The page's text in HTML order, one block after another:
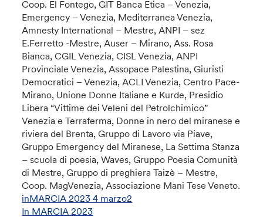
Coop. El Fontego, GIT Banca Etica – Venezia,
Emergency – Venezia, Mediterranea Venezia,
Amnesty International – Mestre, ANPI – sez
E.Ferretto -Mestre, Auser – Mirano, Ass. Rosa
Bianca, CGIL Venezia, CISL Venezia, ANPI
Provinciale Venezia, Assopace Palestina, Giuristi
Democratici – Venezia, ACLI Venezia, Centro Pace-
Mirano, Unione Donne Italiane e Kurde, Presidio
Libera “Vittime dei Veleni del Petrolchimico”
Venezia e Terraferma, Donne in nero del miranese e
riviera del Brenta, Gruppo di Lavoro via Piave,
Gruppo Emergency del Miranese, La Settima Stanza
– scuola di poesia, Waves, Gruppo Poesia Comunità
di Mestre, Gruppo di preghiera Taizè – Mestre,
Coop. MagVenezia, Associazione Mani Tese Veneto.
inMARCIA 2023 4 marzo2
In MARCIA 2023